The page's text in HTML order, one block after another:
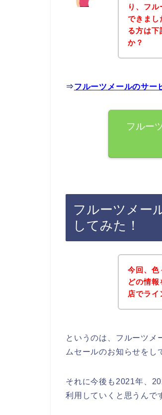
り、フ
できまし
る方は下
か？
⇒フルーツメールのサー
フルー
フルーツメー
してみた！
今回、色
どの情
店でライ
というのは、フルーツメ
ムセールのお知らせをし
それに今後も2021年、
利用していくと思うんで